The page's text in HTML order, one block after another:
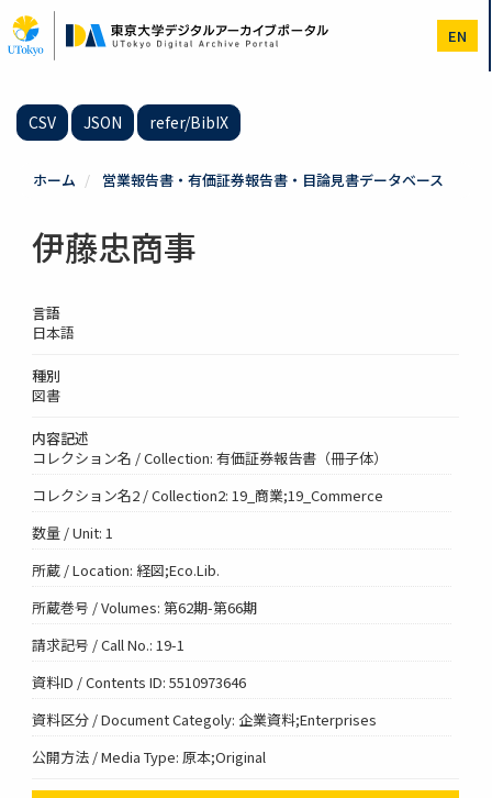
イ
ン
EN
CSV JSON refer/BibIX
ホーム 営業報告書・有価証券報告書・目論見書データベース
伊藤忠商事
言語
日本語
種別
図書
内容記述
コレクション名 / Collection: 有価証券報告書（冊子体）
コレクション名2 / Collection2: 19_商業;19_Commerce
数量 / Unit: 1
所蔵 / Location: 経図;Eco.Lib.
所蔵巻号 / Volumes: 第62期-第66期
請求記号 / Call No.: 19-1
資料ID / Contents ID: 5510973646
資料区分 / Document Categoly: 企業資料;Enterprises
公開方法 / Media Type: 原本;Original